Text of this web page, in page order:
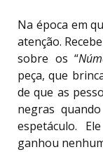
Na época em
atenção.
sobre os “
peça, que
de que as
negras
espetáculo.
ganhou